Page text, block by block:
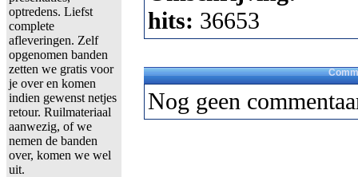
optredens. Liefst
complete
afleveringen. Zelf
opgenomen banden
zetten we gratis voor
je over en komen
indien gewenst netjes
retour. Ruilmateriaal
aanwezig, of we
nemen de banden
over, komen we wel
uit.
hits: 36653
Nog geen